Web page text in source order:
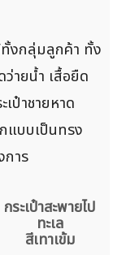
งกลุ่มลูกค้า ทั้ง
ายน้ำ เสื้อยืด
ป๋าชายหาด
แบบเป็นทรง
การ
กระเป๋าสะพายไป
ทะเล
สีเทาเข้ม